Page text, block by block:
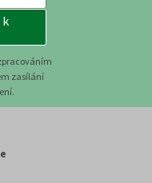
zasílání